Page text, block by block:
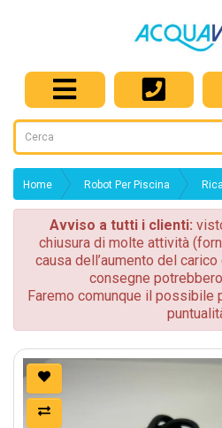
Home Robot Per Piscina
Avviso a tutti i clienti:
chiusura di molte attività
causa dell’aumento del
consegne
Faremo comunque il possibile